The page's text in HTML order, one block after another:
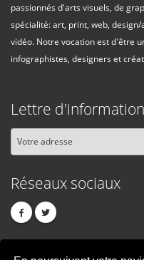
passionnés d'arts visuels, de
spécialité: art, print, web,
vidéo. Notre vocation est d'être
infographistes, designers et
Lettre d'information
Réseaux sociaux